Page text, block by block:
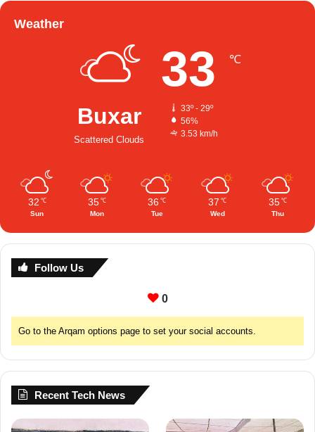
Weather
Buxar
Scattered Clouds
33 ℃
33º - 29º
56%
3.53 km/h
32 ℃
Sun
35 ℃
Mon
36 ℃
Tue
37 ℃
Wed
35 ℃
Thu
Follow Us
0
Go to the Arqam options page to set your social accounts.
Recent Tech News